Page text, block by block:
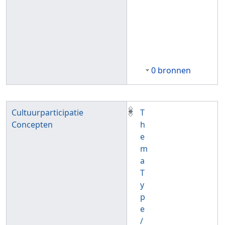
0 bronnen
Cultuurparticipatie
Concepten
T
h
e
m
a
T
y
p
e
/